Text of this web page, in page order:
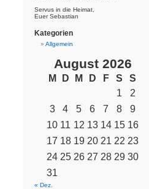
Servus in die Heimat,
Euer Sebastian
Kategorien
Allgemein
August 2026
M D M D F S
S
1
2
3
4 5 6 7 8
9
10 11 12 13 14 15 16
17 18 19 20 21 22 23
24 25 26 27 28 29 30
31
« Dez.